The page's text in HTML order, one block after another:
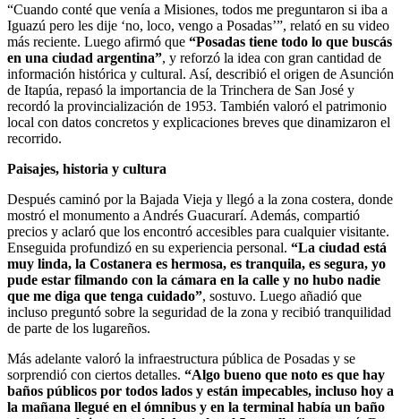
“Cuando conté que venía a Misiones, todos me preguntaron si iba a
Iguazú pero les dije ‘no, loco, vengo a Posadas’”, relató en su video
más reciente. Luego afirmó que “Posadas tiene todo lo que buscás
en una ciudad argentina”, y reforzó la idea con gran cantidad de
información histórica y cultural. Así, describió el origen de Asunción
de Itapúa, repasó la importancia de la Trinchera de San José y
recordó la provincialización de 1953. También valoró el patrimonio
local con datos concretos y explicaciones breves que dinamizaron el
recorrido.
Paisajes, historia y cultura
Después caminó por la Bajada Vieja y llegó a la zona costera, donde
mostró el monumento a Andrés Guacurarí. Además, compartió
precios y aclaró que los encontró accesibles para cualquier visitante.
Enseguida profundizó en su experiencia personal. “La ciudad está
muy linda, la Costanera es hermosa, es tranquila, es segura, yo
pude estar filmando con la cámara en la calle y no hubo nadie
que me diga que tenga cuidado”, sostuvo. Luego añadió que
incluso preguntó sobre la seguridad de la zona y recibió tranquilidad
de parte de los lugareños.
Más adelante valoró la infraestructura pública de Posadas y se
sorprendió con ciertos detalles. “Algo bueno que noto es que hay
baños públicos por todos lados y están impecables, incluso hoy a
la mañana llegué en el ómnibus y en la terminal había un baño